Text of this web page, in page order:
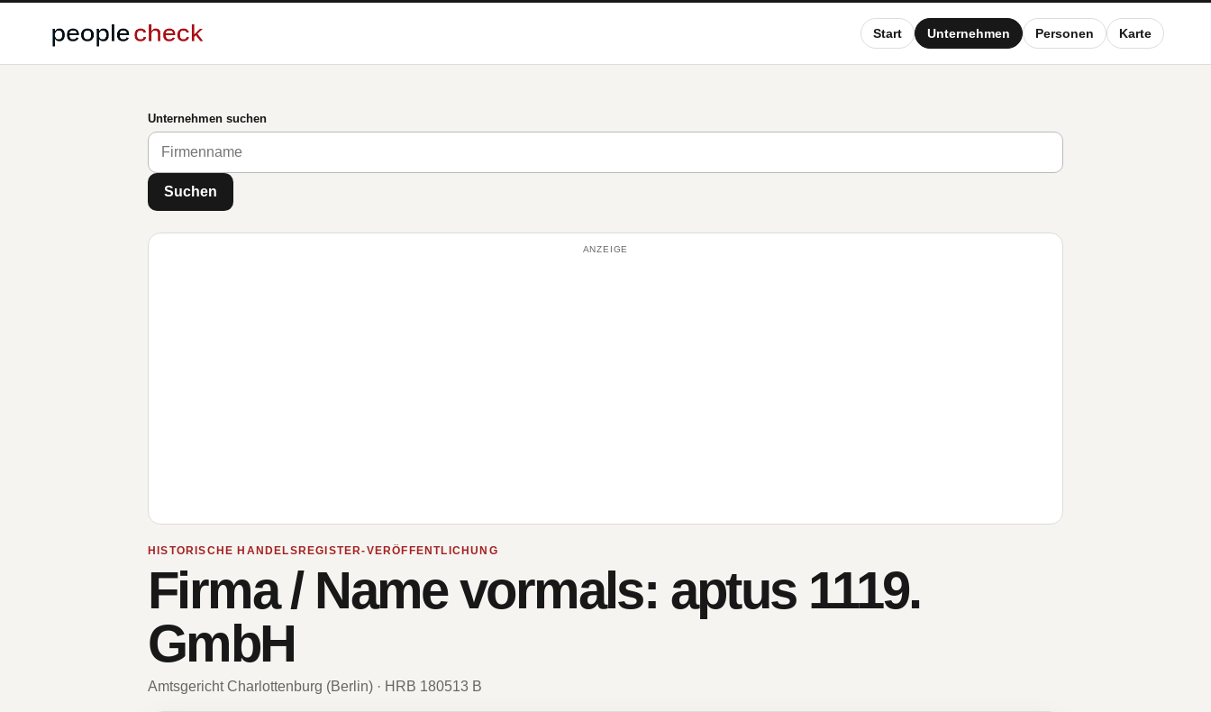
Start Unternehmen Personen Karte
Unternehmen suchen
Suchen
ANZEIGE
HISTORISCHE HANDELSREGISTER-VERÖFFENTLICHUNG
Firma / Name vormals: aptus 1119.
GmbH
Amtsgericht Charlottenburg (Berlin) · HRB 180513 B